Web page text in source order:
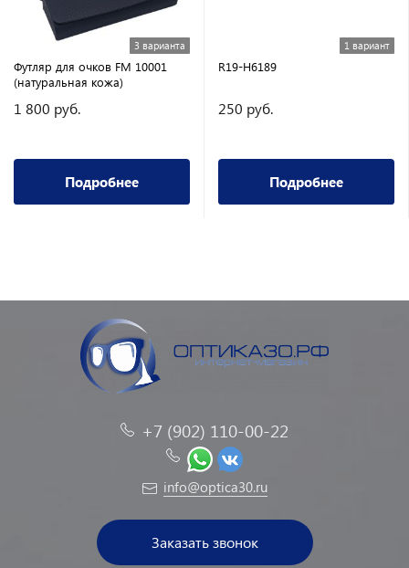
3 варианта
Футляр для очков FM 10001
(натуральная кожа)
1 800 руб.
Подробнее
1 вариант
R19-H6189
250 руб.
Подробнее
+7 (902) 110-00-22
info@optica30.ru
Заказать звонок